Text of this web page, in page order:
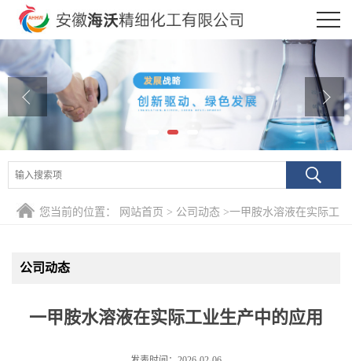
公司首页
公司介绍
公司动态
产品展厅
在线留言
您当前的位置： 网站首页 > 公司动态 >一甲胺水溶液在实际工
公司动态
一甲胺水溶液在实际工业生产中的应用